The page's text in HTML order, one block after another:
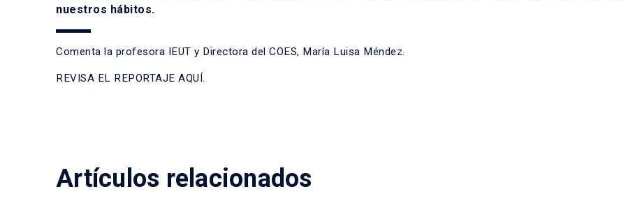
nuestros hábitos.
Comenta la profesora IEUT y Directora del COES, María Luisa Méndez.
REVISA EL REPORTAJE AQUÍ.
Artículos relacionados